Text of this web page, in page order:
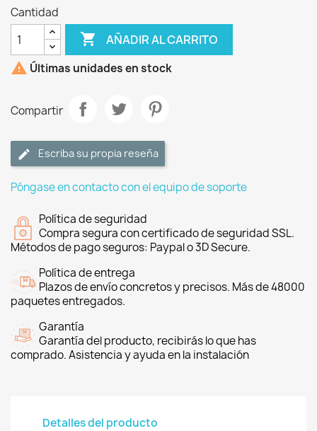
Cantidad
 AÑADIR AL CARRITO
 Últimas unidades en stock
Compartir
Escriba su propia reseña
Póngase en contacto con el equipo de soporte
Política de seguridad
Compra segura con certificado de seguridad SSL.
Métodos de pago seguros: Paypal o 3D Secure.
Política de entrega
Plazos de envío concretos y precisos. Más de 48000
paquetes entregados.
Garantía
Garantía del producto, recibirás lo que has
comprado. Asistencia y ayuda en la instalación
Detalles del producto